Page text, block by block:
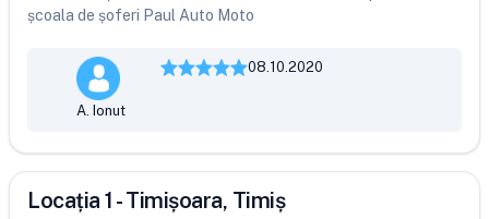
școala de șoferi Paul Auto Moto
A. Ionut
08.10.2020
Locația 1 - Timișoara, Timiș